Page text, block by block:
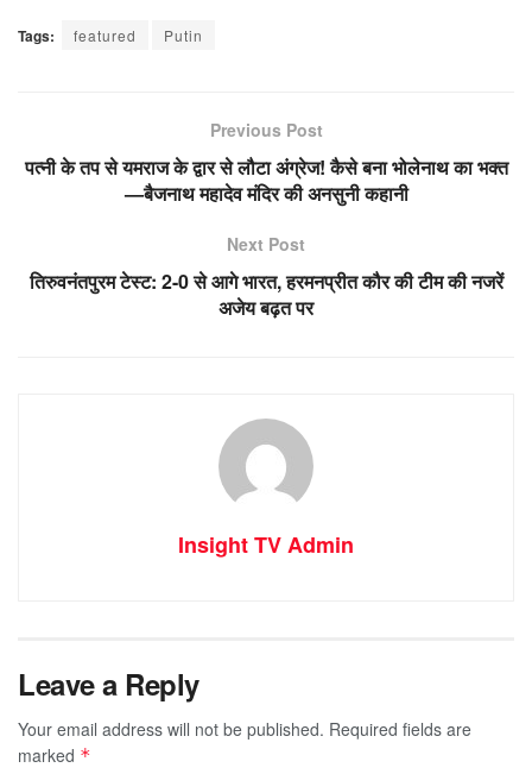
Tags: featured Putin
Previous Post
पत्नी के तप से यमराज के द्वार से लौटा अंग्रेज! कैसे बना भोलेनाथ का भक्त
—बैजनाथ महादेव मंदिर की अनसुनी कहानी
Next Post
तिरुवनंतपुरम टेस्ट: 2-0 से आगे भारत, हरमनप्रीत कौर की टीम की नजरें
अजेय बढ़त पर
Insight TV Admin
Leave a Reply
Your email address will not be published. Required fields are
marked *